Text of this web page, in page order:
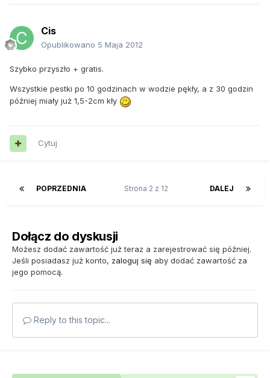
Cis
Opublikowano 5 Maja 2012
Szybko przyszło + gratis.
Wszystkie pestki po 10 godzinach w wodzie pękły, a z 30 godzin
później miały już 1,5-2cm kły
Cytuj
POPRZEDNIA DALEJ
Strona 2 z 12
Dołącz do dyskusji
Możesz dodać zawartość już teraz a zarejestrować się później.
Jeśli posiadasz już konto, zaloguj się aby dodać zawartość za
jego pomocą.
Reply to this topic...